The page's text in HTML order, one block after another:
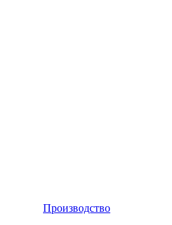
Производство